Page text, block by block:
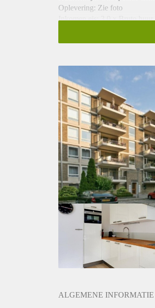
Oplevering: Zie foto
Inkomen eis: 3,0 x Bruto huur
Borg: 1 Maand
Huisdieren toegestaan:
Huurtoeslag grens: Nee
Geschikt voor studenten:
ALGEMENE INFORMATIE